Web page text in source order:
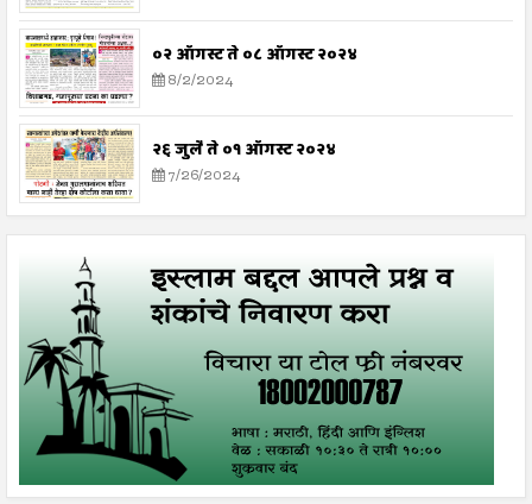
०२ ऑगस्ट ते ०८ ऑगस्ट २०२४
8/2/2024
२६ जुलै ते ०१ ऑगस्ट २०२४
7/26/2024